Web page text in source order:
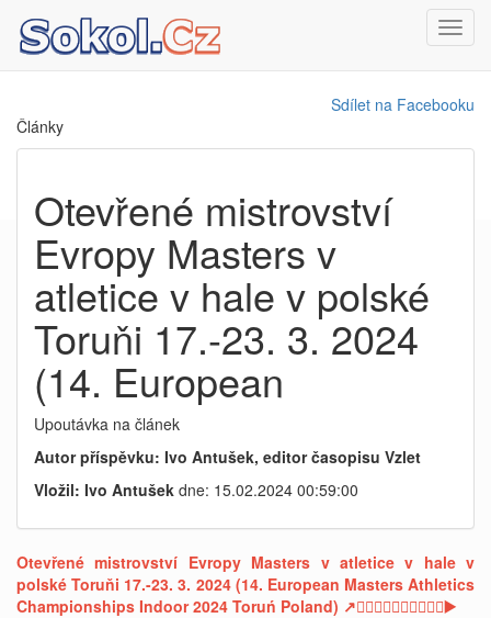
Sdílet na Facebooku
Články
Otevřené mistrovství
Evropy Masters v
atletice v hale v polské
Toruňi 17.-23. 3. 2024
(14. European
Upoutávka na článek
Autor příspěvku: Ivo Antušek, editor časopisu Vzlet
Vložil: Ivo Antušek dne: 15.02.2024 00:59:00
Otevřené mistrovství Evropy Masters v atletice v hale v
polské Toruňi 17.-23. 3. 2024 (14. European Masters Athletics
Championships Indoor 2024 Toruń Poland) ↗🏌🏼🏌🏻‍♀️🏃‍♂🏃🏻‍♀️▶️